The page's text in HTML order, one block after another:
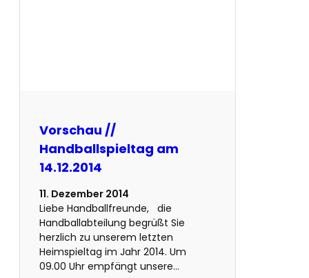
Vorschau //
Handballspieltag am
14.12.2014
11. Dezember 2014
Liebe Handballfreunde, die
Handballabteilung begrüßt Sie
herzlich zu unserem letzten
Heimspieltag im Jahr 2014. Um
09.00 Uhr empfängt unsere…